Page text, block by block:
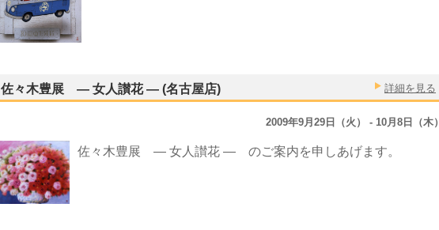
佐々木豊展 ― 女人讃花 ― (名古屋店) 詳細を見る
2009年9月29日（火） - 10月8日（木）
佐々木豊展 ― 女人讃花 ― のご案内を申しあげます。